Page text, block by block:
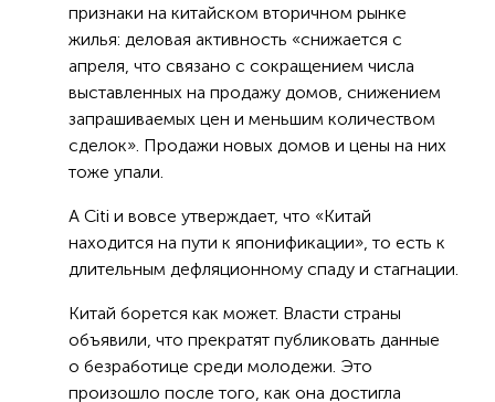
признаки на китайском вторичном рынке
жилья: деловая активность «снижается с
апреля, что связано с сокращением числа
выставленных на продажу домов, снижением
запрашиваемых цен и меньшим количеством
сделок». Продажи новых домов и цены на них
тоже упали.
А Citi и вовсе утверждает, что «Китай
находится на пути к японификации», то есть к
длительным дефляционному спаду и стагнации.
Китай борется как может. Власти страны
объявили, что прекратят публиковать данные
о безработице среди молодежи. Это
произошло после того, как она достигла